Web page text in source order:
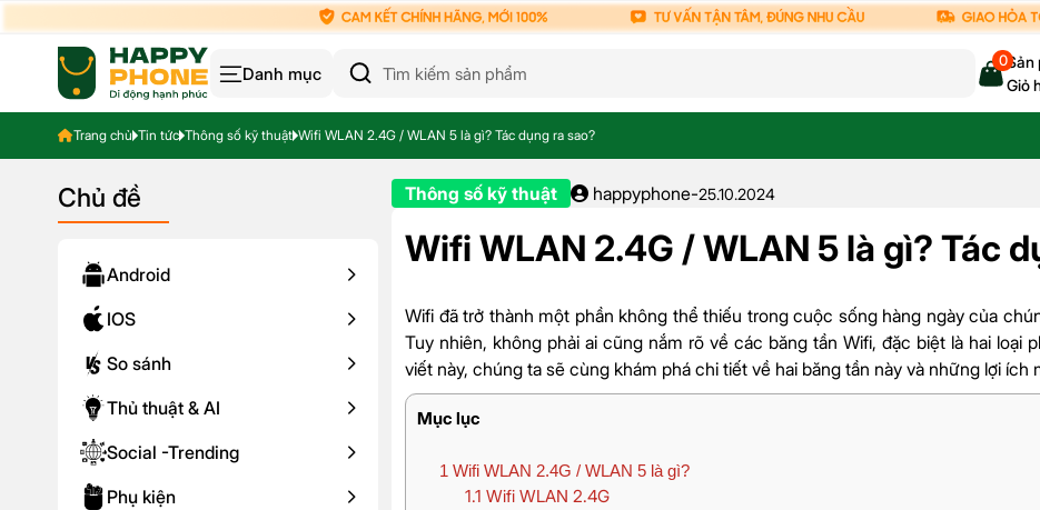
Danh mục
0Sản
Giỏ
Trang chủ Tin tức Thông số kỹ thuật Wifi WLAN 2.4G / WLAN 5 là gì? Tác dụng ra sao?
Chủ đề
Android
IOS
So sánh
Thủ thuật & AI
Social -Trending
Phụ kiện
Thông số kỹ thuật happyphone-25.10.2024
Wifi WLAN 2.4G / WLAN 5 là gì? Tác
Wifi đã trở thành một phần không thể thiếu trong cuộc sống hàng ngày của
Tuy nhiên, không phải ai cũng nắm rõ về các băng tần Wifi, đặc biệt là hai loại
viết này, chúng ta sẽ cùng khám phá chi tiết về hai băng tần này và những lợi ích
Mục lục
1 Wifi WLAN 2.4G / WLAN 5 là gì?
1.1 Wifi WLAN 2.4G